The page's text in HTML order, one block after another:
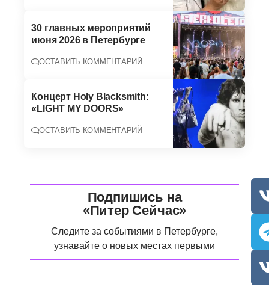
30 главных мероприятий
июня 2026 в Петербурге
ОСТАВИТЬ КОММЕНТАРИЙ
Концерт Holy Blacksmith:
«LIGHT MY DOORS»
ОСТАВИТЬ КОММЕНТАРИЙ
Подпишись на
«Питер Сейчас»
Следите за событиями в Петербурге,
узнавайте о новых местах первыми